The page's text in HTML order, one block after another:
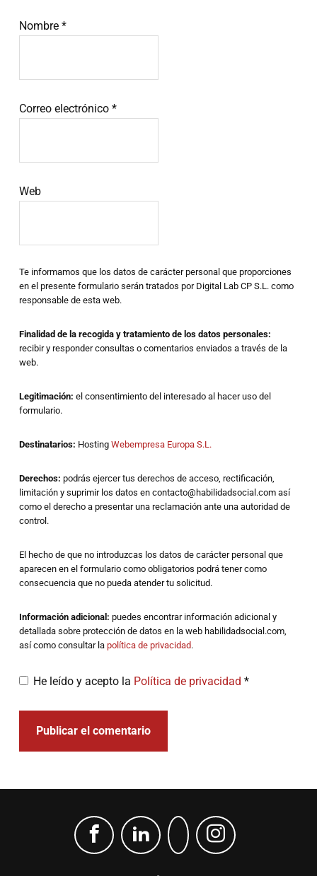
Nombre*
Correo electrónico*
Web
Te informamos que los datos de carácter personal que proporciones
en el presente formulario serán tratados por Digital Lab CP S.L. como
responsable de esta web.
Finalidad de la recogida y tratamiento de los datos personales:
recibir y responder consultas o comentarios enviados a través de la
web.
Legitimación: el consentimiento del interesado al hacer uso del
formulario.
Destinatarios: HostingWebempresa Europa S.L.
Derechos: podrás ejercer tus derechos de acceso, rectificación,
limitación y suprimir los datos en contacto@habilidadsocial.com así
como el derecho a presentar una reclamación ante una autoridad de
control.
El hecho de que no introduzcas los datos de carácter personal que
aparecen en el formulario como obligatorios podrá tener como
consecuencia que no pueda atender tu solicitud.
Información adicional: puedes encontrar información adicional y
detallada sobre protección de datos en la web habilidadsocial.com,
así como consultar lapolítica de privacidad.
He leído y acepto la Política de privacidad*